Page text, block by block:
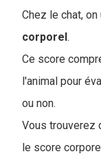
Chez le chat,
corporel.
Ce score
l'animal pour
ou non.
Vous trouverez
le score